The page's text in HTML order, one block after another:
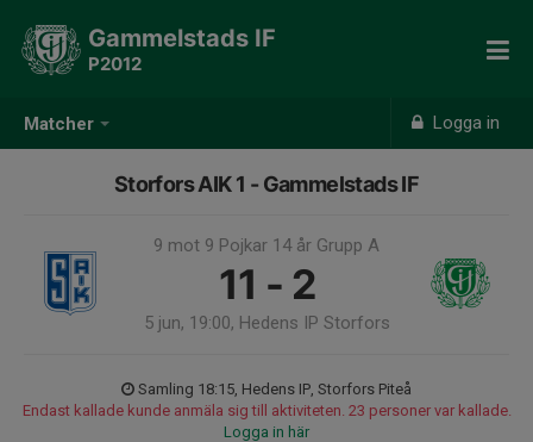
Matcher Logga in
Gammelstads IF
P2012
Storfors AIK 1 - Gammelstads IF
9 mot 9 Pojkar 14 år Grupp A
11 - 2
5 jun, 19:00, Hedens IP Storfors
Samling 18:15, Hedens IP, Storfors Piteå
Endast kallade kunde anmäla sig till aktiviteten. 23 personer var kallade.
Logga in här